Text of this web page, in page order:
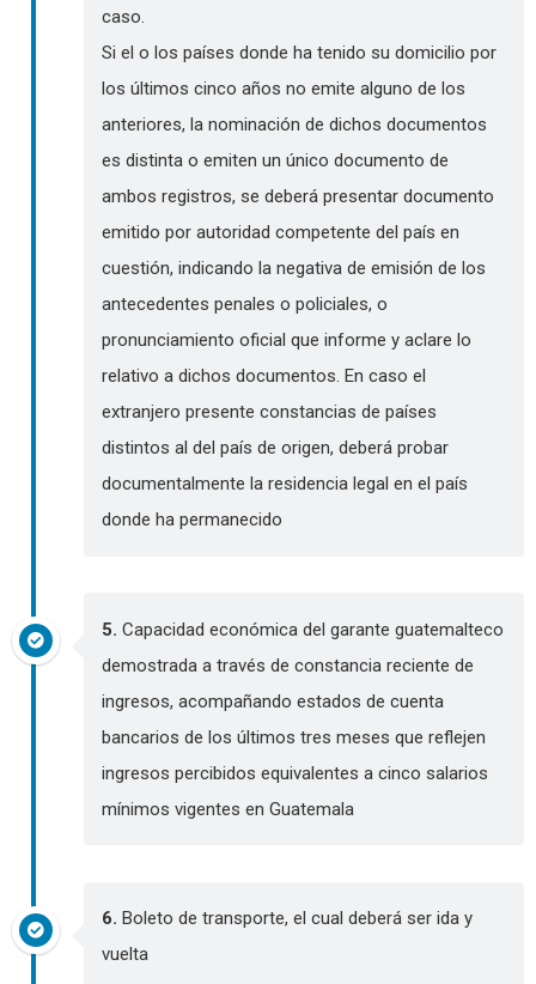
caso.
Si el o los países donde ha tenido su domicilio por
los últimos cinco años no emite alguno de los
anteriores, la nominación de dichos documentos
es distinta o emiten un único documento de
ambos registros, se deberá presentar documento
emitido por autoridad competente del país en
cuestión, indicando la negativa de emisión de los
antecedentes penales o policiales, o
pronunciamiento oficial que informe y aclare lo
relativo a dichos documentos. En caso el
extranjero presente constancias de países
distintos al del país de origen, deberá probar
documentalmente la residencia legal en el país
donde ha permanecido
5. Capacidad económica del garante guatemalteco
demostrada a través de constancia reciente de
ingresos, acompañando estados de cuenta
bancarios de los últimos tres meses que reflejen
ingresos percibidos equivalentes a cinco salarios
mínimos vigentes en Guatemala
6. Boleto de transporte, el cual deberá ser ida y
vuelta